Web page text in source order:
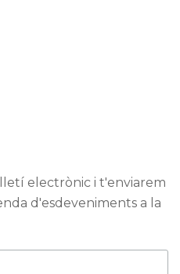
electrònic i t'enviarem
d'esdeveniments a la